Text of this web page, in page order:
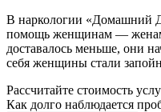
В наркологии «Домашний
помощь женщинам —
доставалось меньше, они
себя женщины стали
Рассчитайте стоимость
Как долго наблюдается